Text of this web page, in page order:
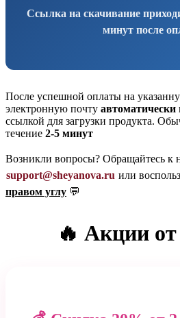
Ссылка на скачивание
минут после
После успешной оплаты на
электронную почту автоматически
ссылкой для загрузки продукта.
течение 2-5 минут
Возникли вопросы? Обращайтесь к
support@sheyanova.ru или
правом углу 💬
🔥 Акции